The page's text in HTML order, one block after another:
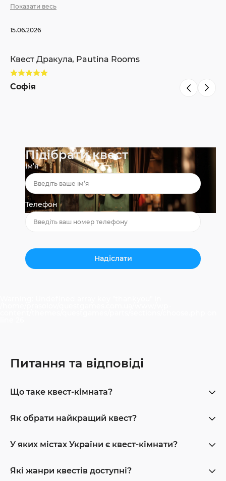
невелика, але всеодно уточнюйте при бронюванні
Показати весь
15.06.2026
Квест Дракула, Pautina Rooms
Софія
Підібрати квест
Ім’я
Телефон
Питання та відповіді
Що таке квест-кімната?
Як обрати найкращий квест?
У яких містах України є квест-кімнати?
Які жанри квестів доступні?